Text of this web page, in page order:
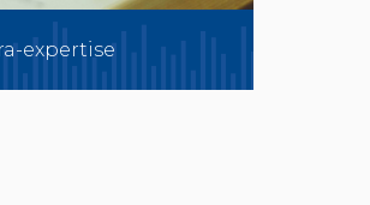
expertise